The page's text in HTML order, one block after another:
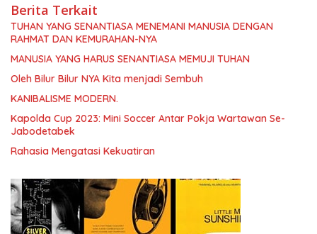
Berita Terkait
TUHAN YANG SENANTIASA MENEMANI MANUSIA DENGAN
RAHMAT DAN KEMURAHAN-NYA
MANUSIA YANG HARUS SENANTIASA MEMUJI TUHAN
Oleh Bilur Bilur NYA Kita menjadi Sembuh
KANIBALISME MODERN.
Kapolda Cup 2023: Mini Soccer Antar Pokja Wartawan Se-
Jabodetabek
Rahasia Mengatasi Kekuatiran